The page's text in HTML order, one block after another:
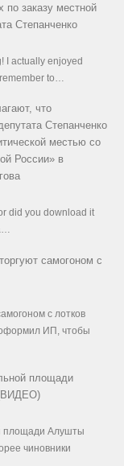
по заказу местной
Степанченко
I actually enjoyed
to…
что
Степанченко
местью со
России» в
did you download it
самогоном с
с лотков
ИП, чтобы
площади
(ВИДЕО)
площади Алушты
чиновники